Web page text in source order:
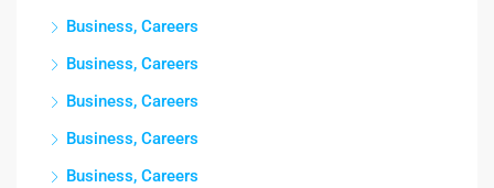
Business, Careers
Business, Careers
Business, Careers
Business, Careers
Business, Careers